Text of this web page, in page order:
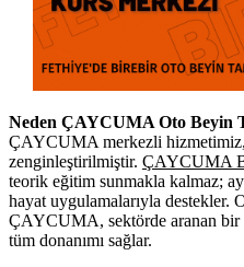
Neden ÇAYCUMA Oto Beyin
ÇAYCUMA merkezli
zenginleştirilmiştir. ÇAYCUMA
teorik eğitim sunmakla kalmaz;
hayat uygulamalarıyla
ÇAYCUMA, sektörde aranan bir
tüm donanımı sağlar.